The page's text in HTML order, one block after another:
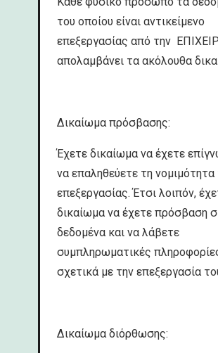
του οποίου είναι αντικείμενο
επεξεργασίας από την
απολαμβάνει τα ακόλουθα
Δικαίωμα πρόσβασης:
Έχετε δικαίωμα να έχετε
να επαληθεύετε τη νομιμότητα
επεξεργασίας. Έτσι λοιπόν,
δικαίωμα να έχετε πρόσβαση
δεδομένα και να λάβετε
συμπληρωματικές
σχετικά με την επεξεργασία
Δικαίωμα διόρθωσης: